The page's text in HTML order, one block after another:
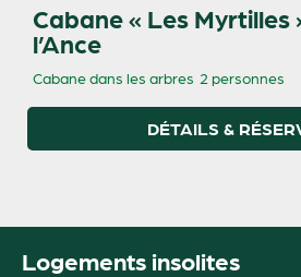
Cabane « Les Myrtilles
l’Ance
Cabane dans les arbres 2 personnes
DÉTAILS &
Logements insolites